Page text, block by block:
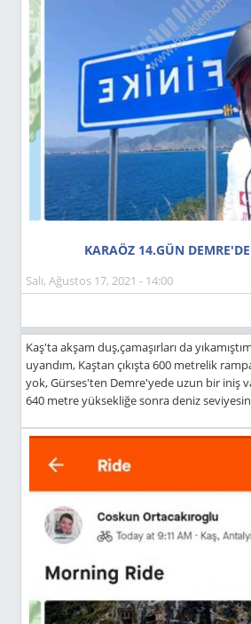
KARAÖZ 14.GÜN
Salı, Ağustos 17, 2021 - 14:00
Kaş'ta akşam duş,çamaşırları da
uyandım, Kaştan çıkışta 600 metrelik
yok, Gürses'ten Demre'yede uzun bir iniş
640 metre yüksekliğe sonra deniz